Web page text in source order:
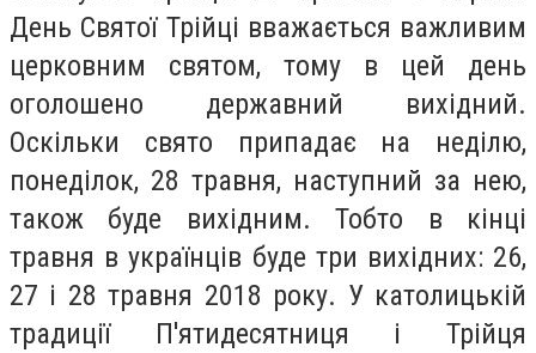
День Святої Трійці вважається важливим
церковним святом, тому в цей день
оголошено державний вихідний.
Оскільки свято припадає на неділю,
понеділок, 28 травня, наступний за нею,
також буде вихідним. Тобто в кінці
травня в українців буде три вихідних: 26,
27 і 28 травня 2018 року. У католицькій
традиції П'ятидесятниця і Трійця